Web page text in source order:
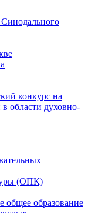
Синодального
конкурс на
области духовно-
(ОПК)
общее образование